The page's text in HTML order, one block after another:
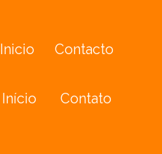
Inicio Contacto
Início Contato